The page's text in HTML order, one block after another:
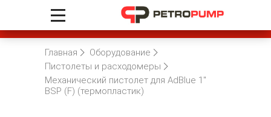
Главная
Оборудование
Пистолеты и расходомеры
Механический пистолет для AdBlue 1"
BSP (F) (термопластик)